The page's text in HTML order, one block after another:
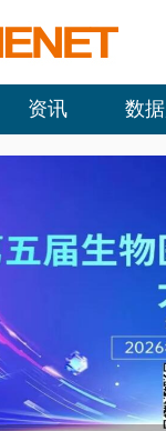
资讯 数